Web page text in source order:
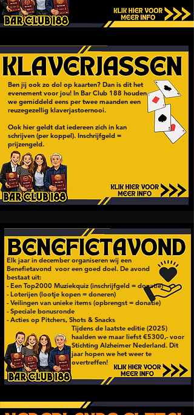
Ben jij ook zo dol op kaarten? Dan is dit het
evenement voor jou! In Bar Club 188 houden
we gemiddeld eens per twee maanden een
reuzegezellig klaverjastoernooi.
Ook hier geldt dat iedereen zich in kan
schrijven (per koppel). Inschrijfgeld =
prijzengeld.
Elk jaar in december organiseren wij een
Benefietavond voor een goed doel. De avond
bestaat uit:
- Een Top2000 Muziekquiz (inschrijfgeld = donatie)
- Loterijen (lootje kopen = doneren)
- Veilingen van unieke items (opbrengst = donatie)
- Speciale bonusronde
- Acties op Pitchers, Shots & Snacks
Tijdens de laatste editie (2025)
haalden we maar liefst €5300,- voor
Stichting Alzheimer Nederland. Dit
jaar hopen we het weer te
overtreffen!